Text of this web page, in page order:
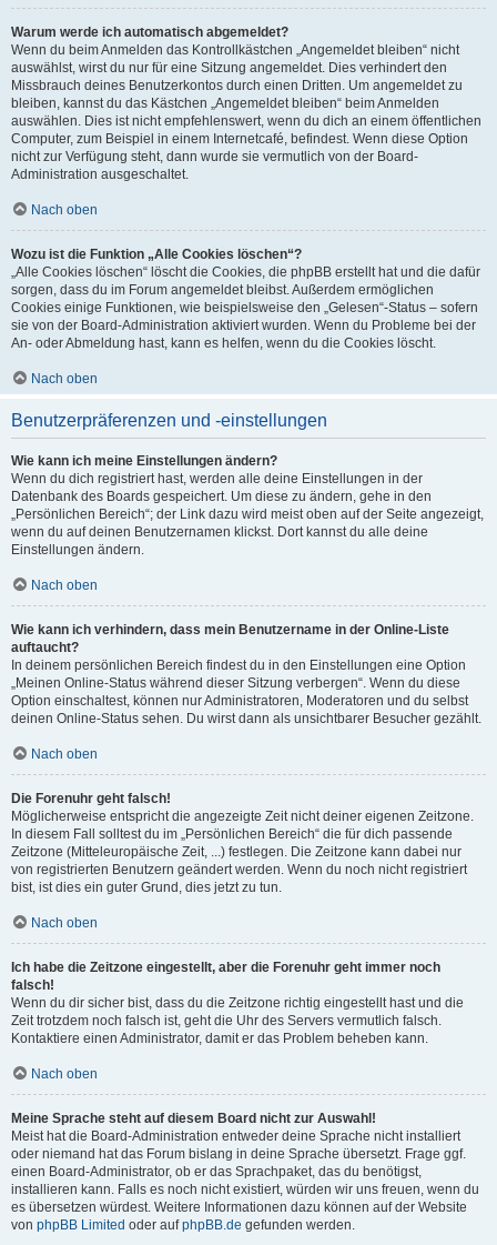
Warum werde ich automatisch abgemeldet?
Wenn du beim Anmelden das Kontrollkästchen „Angemeldet bleiben“ nicht
auswählst, wirst du nur für eine Sitzung angemeldet. Dies verhindert den
Missbrauch deines Benutzerkontos durch einen Dritten. Um angemeldet zu
bleiben, kannst du das Kästchen „Angemeldet bleiben“ beim Anmelden
auswählen. Dies ist nicht empfehlenswert, wenn du dich an einem öffentlichen
Computer, zum Beispiel in einem Internetcafé, befindest. Wenn diese Option
nicht zur Verfügung steht, dann wurde sie vermutlich von der Board-
Administration ausgeschaltet.
Nach oben
Wozu ist die Funktion „Alle Cookies löschen“?
„Alle Cookies löschen“ löscht die Cookies, die phpBB erstellt hat und die dafür
sorgen, dass du im Forum angemeldet bleibst. Außerdem ermöglichen
Cookies einige Funktionen, wie beispielsweise den „Gelesen“-Status – sofern
sie von der Board-Administration aktiviert wurden. Wenn du Probleme bei der
An- oder Abmeldung hast, kann es helfen, wenn du die Cookies löscht.
Nach oben
Benutzerpräferenzen und -einstellungen
Wie kann ich meine Einstellungen ändern?
Wenn du dich registriert hast, werden alle deine Einstellungen in der
Datenbank des Boards gespeichert. Um diese zu ändern, gehe in den
„Persönlichen Bereich“; der Link dazu wird meist oben auf der Seite angezeigt,
wenn du auf deinen Benutzernamen klickst. Dort kannst du alle deine
Einstellungen ändern.
Nach oben
Wie kann ich verhindern, dass mein Benutzername in der Online-Liste
auftaucht?
In deinem persönlichen Bereich findest du in den Einstellungen eine Option
„Meinen Online-Status während dieser Sitzung verbergen“. Wenn du diese
Option einschaltest, können nur Administratoren, Moderatoren und du selbst
deinen Online-Status sehen. Du wirst dann als unsichtbarer Besucher gezählt.
Nach oben
Die Forenuhr geht falsch!
Möglicherweise entspricht die angezeigte Zeit nicht deiner eigenen Zeitzone.
In diesem Fall solltest du im „Persönlichen Bereich“ die für dich passende
Zeitzone (Mitteleuropäische Zeit, ...) festlegen. Die Zeitzone kann dabei nur
von registrierten Benutzern geändert werden. Wenn du noch nicht registriert
bist, ist dies ein guter Grund, dies jetzt zu tun.
Nach oben
Ich habe die Zeitzone eingestellt, aber die Forenuhr geht immer noch
falsch!
Wenn du dir sicher bist, dass du die Zeitzone richtig eingestellt hast und die
Zeit trotzdem noch falsch ist, geht die Uhr des Servers vermutlich falsch.
Kontaktiere einen Administrator, damit er das Problem beheben kann.
Nach oben
Meine Sprache steht auf diesem Board nicht zur Auswahl!
Meist hat die Board-Administration entweder deine Sprache nicht installiert
oder niemand hat das Forum bislang in deine Sprache übersetzt. Frage ggf.
einen Board-Administrator, ob er das Sprachpaket, das du benötigst,
installieren kann. Falls es noch nicht existiert, würden wir uns freuen, wenn du
es übersetzen würdest. Weitere Informationen dazu können auf der Website
von phpBB Limited oder aufphpBB.de gefunden werden.